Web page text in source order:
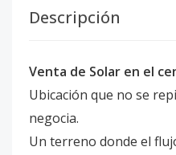
Descripción
Venta de Solar en el
Ubicación que no se
negocia.
Un terreno donde el